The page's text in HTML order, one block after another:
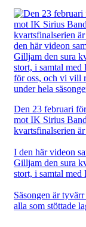
Den 23 februari
mot IK Sirius
kvartsfinalserien
I den här videon
Gilljam den sura
stort, i samtal med
Säsongen är
alla som stöttade